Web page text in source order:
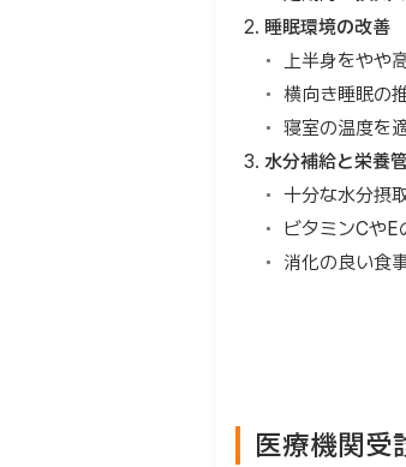
睡眠環境の改善
上半身をやや
横向き睡眠の
寝室の温度を
水分補給と栄養
十分な水分摂
ビタミンCやE
消化の良い食
医療機関受